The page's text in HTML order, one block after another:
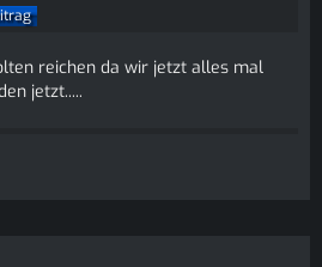
reichen da wir jetzt alles mal
jetzt.....